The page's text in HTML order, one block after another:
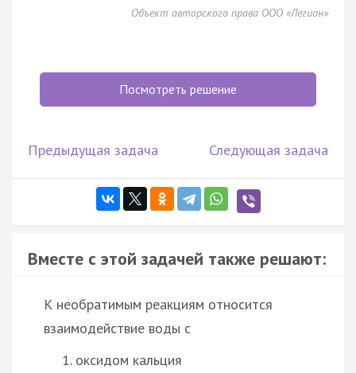
Объект авторского права ООО «Легион»
Посмотреть решение
Предыдущая задача Следующая задача
Вместе с этой задачей также решают:
К необратимым реакциям относится
взаимодействие воды с
оксидом кальция